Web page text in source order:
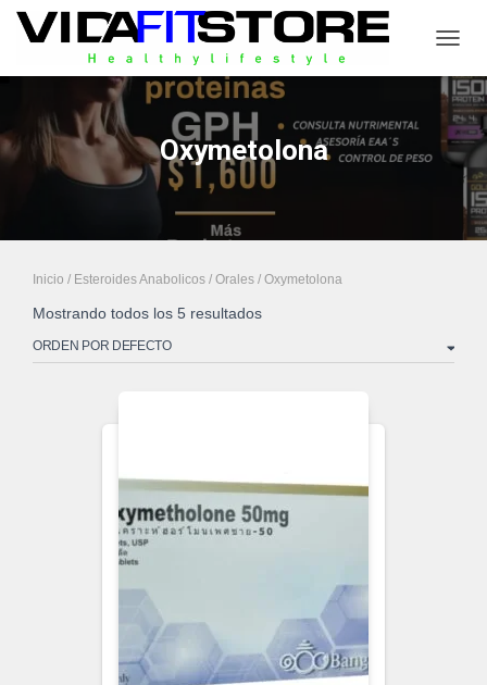
Oxymetolona
Inicio / Esteroides Anabolicos / Orales / Oxymetolona
Mostrando todos los 5 resultados